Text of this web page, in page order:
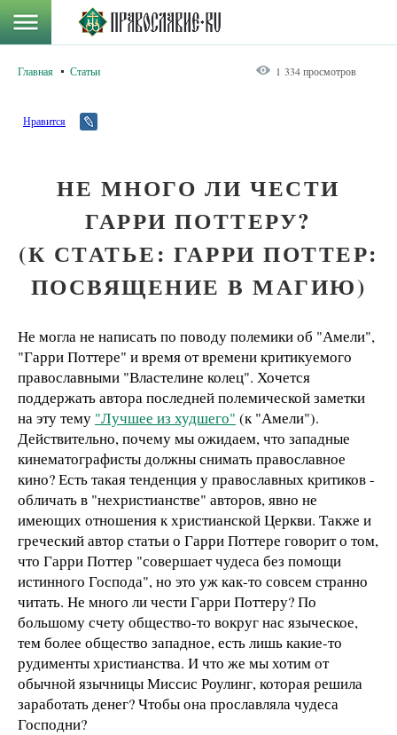
Главная Статьи 1 334 просмотров
Нравится
НЕ МНОГО ЛИ ЧЕСТИ
ГАРРИ ПОТТЕРУ?
(К СТАТЬЕ: ГАРРИ ПОТТЕР:
ПОСВЯЩЕНИЕ В МАГИЮ)
Не могла не написать по поводу полемики об "Амели",
"Гарри Поттере" и время от времени критикуемого
православными "Властелине колец". Хочется
поддержать автора последней полемической заметки
на эту тему "Лучшее из худшего" (к "Амели").
Действительно, почему мы ожидаем, что западные
кинематографисты должны снимать православное
кино? Есть такая тенденция у православных критиков -
обличать в "нехристианстве" авторов, явно не
имеющих отношения к христианской Церкви. Также и
греческий автор статьи о Гарри Поттере говорит о том,
что Гарри Поттер "совершает чудеса без помощи
истинного Господа", но это уж как-то совсем странно
читать. Не много ли чести Гарри Поттеру? По
большому счету общество-то вокруг нас языческое,
тем более общество западное, есть лишь какие-то
рудименты христианства. И что же мы хотим от
обычной язычницы Миссис Роулинг, которая решила
заработать денег? Чтобы она прославляла чудеса
Господни?